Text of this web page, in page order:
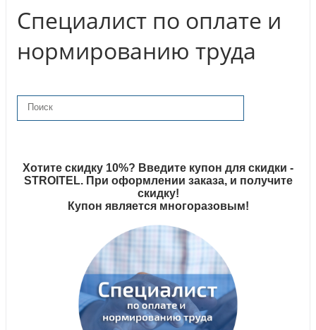
Специалист по оплате и
нормированию труда
Хотите скидку 10%? Введите купон для скидки -
STROITEL. При оформлении заказа, и получите
скидку!
Купон является многоразовым!